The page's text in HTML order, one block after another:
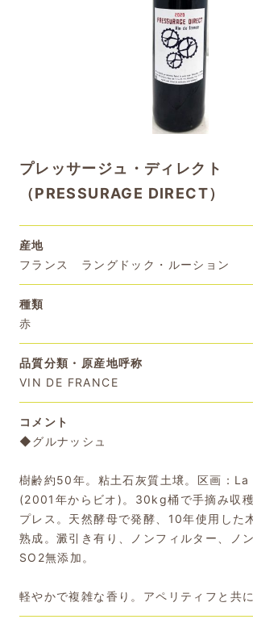
プレッサージュ・ディレクト
（PRESSURAGE DIRECT）
産地
フランス ラングドック・ルーション
種類
赤
品質分類・原産地呼称
VIN DE FRANCE
コメント
◆グルナッシュ
樹齢約50年。粘土石灰質土壌。区画：
(2001年からビオ)。30kg桶で手摘み収
プレス。天然酵母で発酵、10年使用した
熟成。澱引き有り、ノンフィルター、ノ
SO2無添加。
軽やかで複雑な香り。アペリティフと共に